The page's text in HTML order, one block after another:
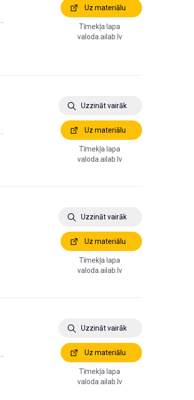
Uz materiālu
Tīmekļa lapa
valoda.ailab.lv
Uzzināt vairāk
Uz materiālu
Tīmekļa lapa
valoda.ailab.lv
Uzzināt vairāk
Uz materiālu
Tīmekļa lapa
valoda.ailab.lv
Uzzināt vairāk
Uz materiālu
Tīmekļa lapa
valoda.ailab.lv